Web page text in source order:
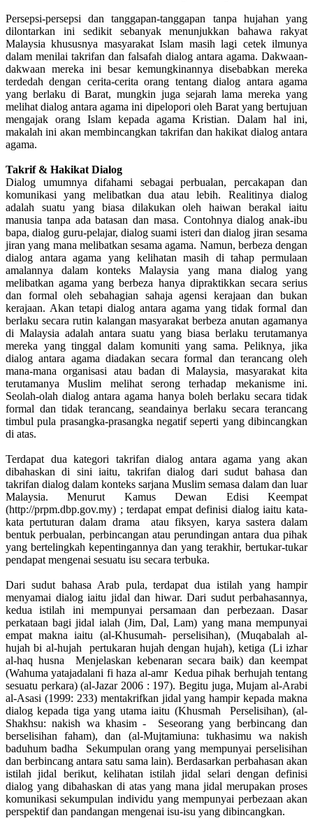
Persepsi-persepsi dan tanggapan-tanggapan tanpa hujahan yang
dilontarkan ini sedikit sebanyak menunjukkan bahawa rakyat
Malaysia khususnya masyarakat Islam masih lagi cetek ilmunya
dalam menilai takrifan dan falsafah dialog antara agama. Dakwaan-
dakwaan mereka ini besar kemungkinannya disebabkan mereka
terdedah dengan cerita-cerita orang tentang dialog antara agama
yang berlaku di Barat, mungkin juga sejarah lama mereka yang
melihat dialog antara agama ini dipelopori oleh Barat yang bertujuan
mengajak orang Islam kepada agama Kristian. Dalam hal ini,
makalah ini akan membincangkan takrifan dan hakikat dialog antara
agama.
Takrif & Hakikat Dialog
Dialog umumnya difahami sebagai perbualan, percakapan dan
komunikasi yang melibatkan dua atau lebih. Realitinya dialog
adalah suatu yang biasa dilakukan oleh haiwan berakal iaitu
manusia tanpa ada batasan dan masa. Contohnya dialog anak-ibu
bapa, dialog guru-pelajar, dialog suami isteri dan dialog jiran sesama
jiran yang mana melibatkan sesama agama. Namun, berbeza dengan
dialog antara agama yang kelihatan masih di tahap permulaan
amalannya dalam konteks Malaysia yang mana dialog yang
melibatkan agama yang berbeza hanya dipraktikkan secara serius
dan formal oleh sebahagian sahaja agensi kerajaan dan bukan
kerajaan. Akan tetapi dialog antara agama yang tidak formal dan
berlaku secara rutin kalangan masyarakat berbeza anutan agamanya
di Malaysia adalah antara suatu yang biasa berlaku terutamanya
mereka yang tinggal dalam komuniti yang sama. Peliknya, jika
dialog antara agama diadakan secara formal dan terancang oleh
mana-mana organisasi atau badan di Malaysia, masyarakat kita
terutamanya Muslim melihat serong terhadap mekanisme ini.
Seolah-olah dialog antara agama hanya boleh berlaku secara tidak
formal dan tidak terancang, seandainya berlaku secara terancang
timbul pula prasangka-prasangka negatif seperti yang dibincangkan
di atas.
Terdapat dua kategori takrifan dialog antara agama yang akan
dibahaskan di sini iaitu, takrifan dialog dari sudut bahasa dan
takrifan dialog dalam konteks sarjana Muslim semasa dalam dan luar
Malaysia. Menurut Kamus Dewan Edisi Keempat
(http://prpm.dbp.gov.my) ; terdapat empat definisi dialog iaitu kata-
kata pertuturan dalam drama atau fiksyen, karya sastera dalam
bentuk perbualan, perbincangan atau perundingan antara dua pihak
yang bertelingkah kepentingannya dan yang terakhir, bertukar-tukar
pendapat mengenai sesuatu isu secara terbuka.
Dari sudut bahasa Arab pula, terdapat dua istilah yang hampir
menyamai dialog iaitu jidal dan hiwar. Dari sudut perbahasannya,
kedua istilah ini mempunyai persamaan dan perbezaan. Dasar
perkataan bagi jidal ialah (Jim, Dal, Lam) yang mana mempunyai
empat makna iaitu (al-Khusumah- perselisihan), (Muqabalah al-
hujah bi al-hujah pertukaran hujah dengan hujah), ketiga (Li izhar
al-haq husna Menjelaskan kebenaran secara baik) dan keempat
(Wahuma yatajadalani fi haza al-amr Kedua pihak berhujah tentang
sesuatu perkara) (al-Jazar 2006 : 197). Begitu juga, Mujam al-Arabi
al-Asasi (1999: 233) mentakrifkan jidal yang hampir kepada makna
dialog kepada tiga yang utama iaitu (Khusmah Perselisihan), (al-
Shakhsu: nakish wa khasim - Seseorang yang berbincang dan
berselisihan faham), dan (al-Mujtamiuna: tukhasimu wa nakish
baduhum badha Sekumpulan orang yang mempunyai perselisihan
dan berbincang antara satu sama lain). Berdasarkan perbahasan akan
istilah jidal berikut, kelihatan istilah jidal selari dengan definisi
dialog yang dibahaskan di atas yang mana jidal merupakan proses
komunikasi sekumpulan individu yang mempunyai perbezaan akan
perspektif dan pandangan mengenai isu-isu yang dibincangkan.